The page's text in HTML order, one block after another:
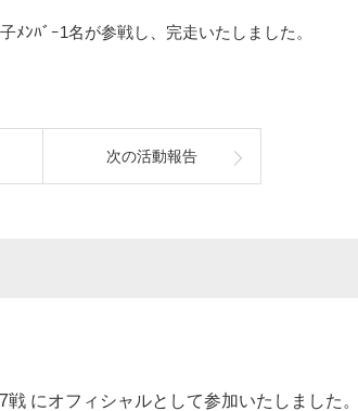
ﾒﾝﾊﾞｰ1名が参戦し、完走いたしました。
次の活動報告
にオフィシャルとして参加いたしました。